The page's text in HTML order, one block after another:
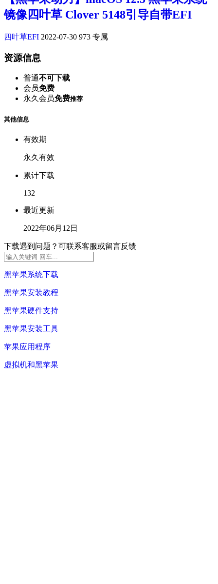
镜像四叶草 Clover 5148引导自带EFI
四叶草EFI 2022-07-30 973 专属
资源信息
普通不可下载
会员免费
永久会员免费推荐
其他信息
有效期
永久有效
累计下载
132
最近更新
2022年06月12日
下载遇到问题？可联系客服或留言反馈
黑苹果系统下载
黑苹果安装教程
黑苹果硬件支持
黑苹果安装工具
苹果应用程序
虚拟机和黑苹果